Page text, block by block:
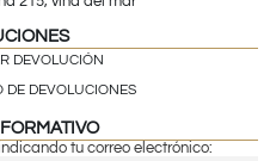
DEVOLUCIÓN
DE DEVOLUCIONES
tu correo electrónico: